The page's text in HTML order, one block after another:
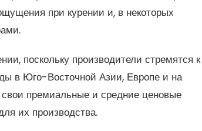
при курении и, в некоторых
поскольку производители стремятся к
в Юго-Восточной Азии, Европе и на
премиальные и средние ценовые
их производства.